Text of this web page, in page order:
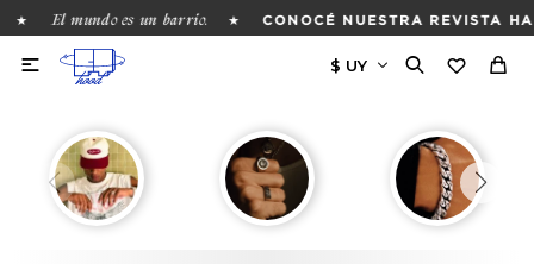
El mundo es un barrio. CONOCÉ NUESTRA REVISTA
